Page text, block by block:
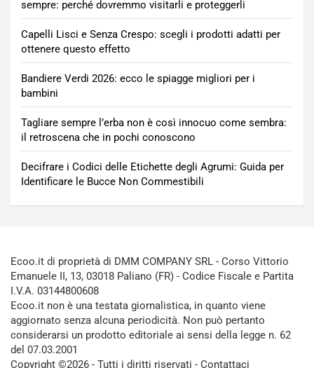
sempre: perché dovremmo visitarli e proteggerli
Capelli Lisci e Senza Crespo: scegli i prodotti adatti per
ottenere questo effetto
Bandiere Verdi 2026: ecco le spiagge migliori per i
bambini
Tagliare sempre l’erba non è così innocuo come sembra:
il retroscena che in pochi conoscono
Decifrare i Codici delle Etichette degli Agrumi: Guida per
Identificare le Bucce Non Commestibili
Ecoo.it di proprietà di DMM COMPANY SRL - Corso Vittorio
Emanuele II, 13, 03018 Paliano (FR) - Codice Fiscale e Partita
I.V.A. 03144800608
Ecoo.it non è una testata giornalistica, in quanto viene
aggiornato senza alcuna periodicità. Non può pertanto
considerarsi un prodotto editoriale ai sensi della legge n. 62
del 07.03.2001
Copyright ©2026 - Tutti i diritti riservati - Contattaci